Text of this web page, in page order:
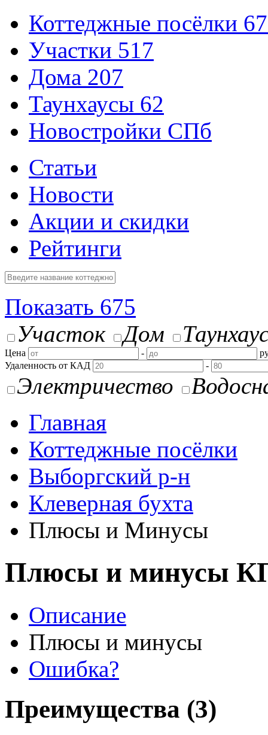
Коттеджные посёлки
Участки 517
Дома 207
Таунхаусы 62
Новостройки СПб
Статьи
Новости
Акции и скидки
Рейтинги
Показать 675
Участок
Дом
Цена -
Удаленность от КАД
-
Электричество
Главная
Коттеджные посёлки
Выборгский р-н
Клеверная бухта
Плюсы и Минусы
Плюсы и минусы КП
Описание
Плюсы и минусы
Ошибка?
Преимущества (3)